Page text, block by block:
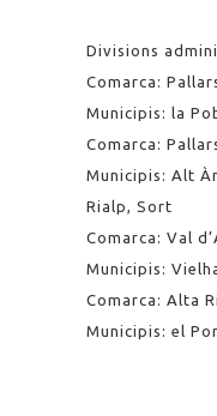
Divisions
Comarca:
Municipis: la
Comarca:
Municipis: Alt
Rialp, Sort
Comarca: Val
Municipis:
Comarca: Alta
Municipis: el